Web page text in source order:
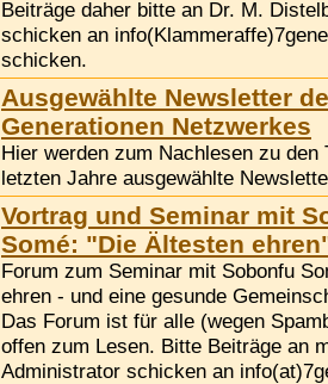
Beiträge daher bitte an Dr. M.
schicken an
schicken.
Ausgewählte Newsletter
Generationen Netzwerkes
Hier werden zum Nachlesen zu den
letzten Jahre ausgewählte
Vortrag und Seminar mit
Somé: "Die Ältesten
Forum zum Seminar mit Sobonfu
ehren - und eine gesunde
Das Forum ist für alle (wegen
offen zum Lesen. Bitte Beiträge an
Administrator schicken an